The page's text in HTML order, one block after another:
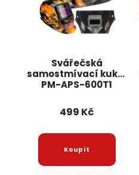
Svářečská
samostmívací kukla
PM-APS-600T1
499 Kč